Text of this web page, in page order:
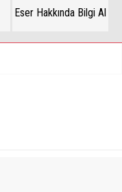
Eser Hakkında Bilgi Al